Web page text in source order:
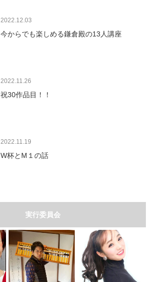
2022.12.03
今からでも楽しめる鎌倉殿の13人講座
2022.11.26
祝30作品目！！
2022.11.19
W杯とM１の話
実行委員会